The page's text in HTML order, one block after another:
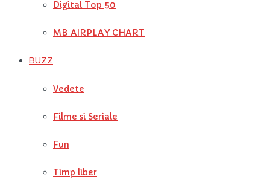
Digital Top 50
MB AIRPLAY CHART
BUZZ
Vedete
Filme si Seriale
Fun
Timp liber